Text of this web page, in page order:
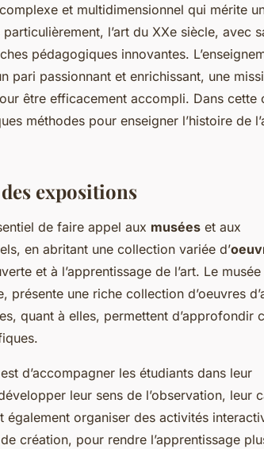
et multidimensionnel qui mérite
l’art du XXe siècle, avec
pédagogiques innovantes.
pari passionnant et enrichissant, une
être efficacement accompli. Dans cette
méthodes pour enseigner l’histoire de
expositions
de faire appel aux musées et aux
en abritant une collection variée d’
et à l’apprentissage de l’art. Le musée
une riche collection d’oeuvres
quant à elles, permettent d’approfondir
d’accompagner les étudiants dans leur
leur sens de l’observation, leur
également organiser des activités
création, pour rendre l’apprentissage